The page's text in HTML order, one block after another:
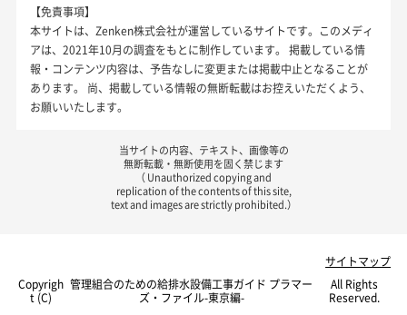
【免責事項】
本サイトは、Zenken株式会社が運営しているサイトです。このメディ
アは、2021年10月の調査をもとに制作しています。 掲載している情
報・コンテンツ内容は、予告なしに変更または掲載中止となることが
あります。 尚、掲載している情報の無断転載はお控えいただくよう、
お願いいたします。
当サイトの内容、テキスト、画像等の
無断転載・無断使用を固く禁じます
（ Unauthorized copying and
replication of the contents of this site,
text and images are strictly prohibited.）
サイトマップ
Copyrigh
t (C)
管理組合のための給排水設備工事ガイド プラマー
ズ・ファイル-東京編-
All Rights
Reserved.